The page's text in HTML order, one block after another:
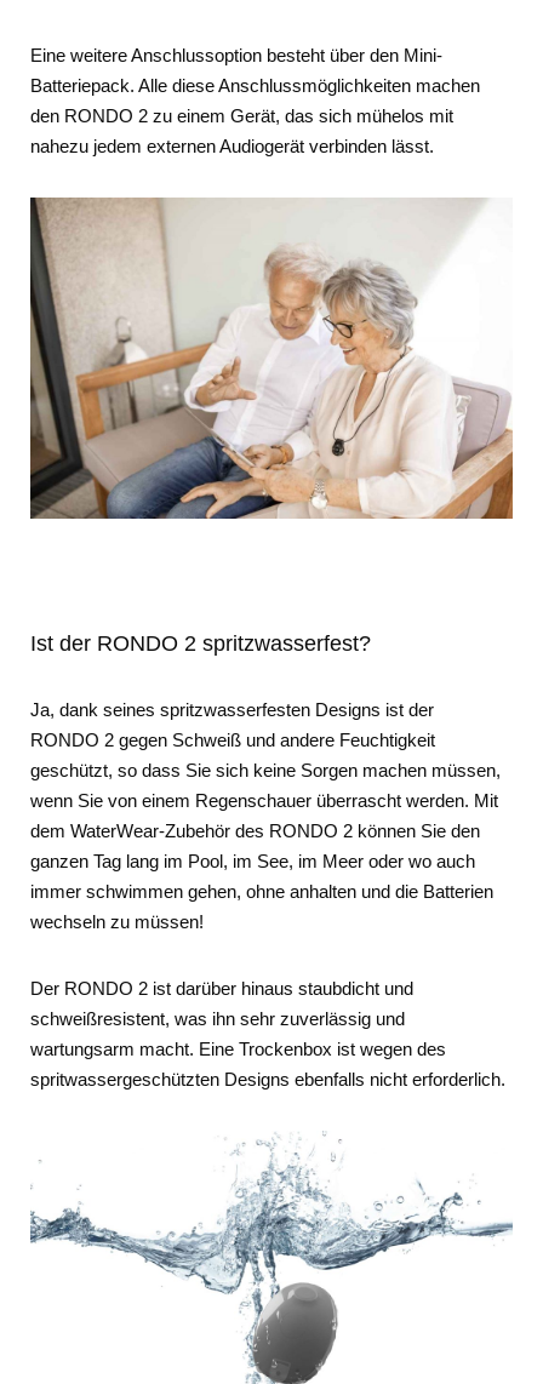
Eine weitere Anschlussoption besteht über den Mini-
Batteriepack. Alle diese Anschlussmöglichkeiten machen
den RONDO 2 zu einem Gerät, das sich mühelos mit
nahezu jedem externen Audiogerät verbinden lässt.
Ist der RONDO 2 spritzwasserfest?
Ja, dank seines spritzwasserfesten Designs ist der
RONDO 2 gegen Schweiß und andere Feuchtigkeit
geschützt, so dass Sie sich keine Sorgen machen müssen,
wenn Sie von einem Regenschauer überrascht werden. Mit
dem WaterWear-Zubehör des RONDO 2 können Sie den
ganzen Tag lang im Pool, im See, im Meer oder wo auch
immer schwimmen gehen, ohne anhalten und die Batterien
wechseln zu müssen!
Der RONDO 2 ist darüber hinaus staubdicht und
schweißresistent, was ihn sehr zuverlässig und
wartungsarm macht. Eine Trockenbox ist wegen des
spritwassergeschützten Designs ebenfalls nicht erforderlich.